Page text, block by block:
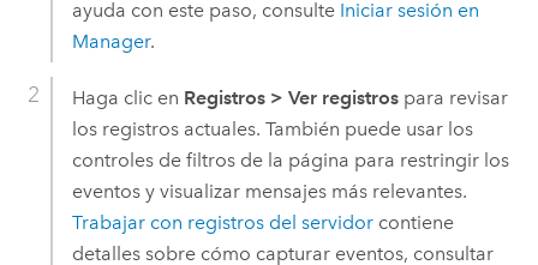
ayuda con este paso, consulte Iniciar sesión en
Manager.
Haga clic en Registros > Ver registrospara revisar
los registros actuales. También puede usar los
controles de filtros de la página para restringir los
eventos y visualizar mensajes más relevantes.
Trabajar con registros del servidorcontiene
detalles sobre cómo capturar eventos, consultar